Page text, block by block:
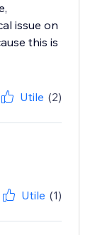
issue on
this is
Utile (2)
Utile (1)